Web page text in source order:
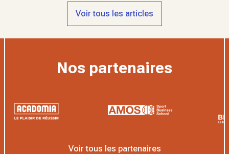
Voir tous les articles
Nos partenaires
Voir tous les partenaires